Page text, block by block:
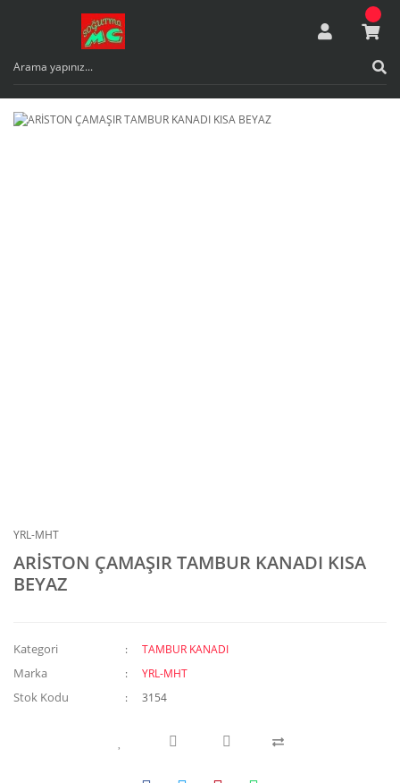
YRL-MHT
ARİSTON ÇAMAŞIR TAMBUR KANADI KISA
BEYAZ
Kategori TAMBUR KANADI
Marka YRL-MHT
Stok Kodu 3154